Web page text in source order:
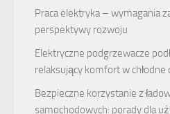
Praca elektryka – wymagania
perspektywy rozwoju
Elektryczne podgrzewacze
relaksujący komfort w chłodne
Bezpieczne korzystanie z
samochodowych: porady dla